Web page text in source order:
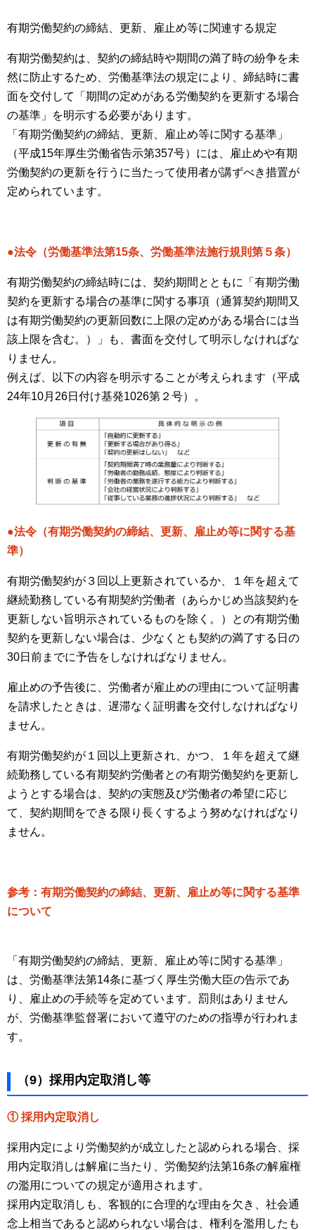
有期労働契約の締結、更新、雇止め等に関連する規定
有期労働契約は、契約の締結時や期間の満了時の紛争を未
然に防止するため、労働基準法の規定により、締結時に書
面を交付して「期間の定めがある労働契約を更新する場合
の基準」を明示する必要があります。
「有期労働契約の締結、更新、雇止め等に関する基準」
（平成15年厚生労働省告示第357号）には、雇止めや有期
労働契約の更新を行うに当たって使用者が講ずべき措置が
定められています。
●法令（労働基準法第15条、労働基準法施行規則第５条）
有期労働契約の締結時には、契約期間とともに「有期労働
契約を更新する場合の基準に関する事項（通算契約期間又
は有期労働契約の更新回数に上限の定めがある場合には当
該上限を含む。）」も、書面を交付して明示しなければな
りません。
例えば、以下の内容を明示することが考えられます（平成
24年10月26日付け基発1026第２号）。
●法令（有期労働契約の締結、更新、雇止め等に関する基
準）
有期労働契約が３回以上更新されているか、１年を超えて
継続勤務している有期契約労働者（あらかじめ当該契約を
更新しない旨明示されているものを除く。）との有期労働
契約を更新しない場合は、少なくとも契約の満了する日の
30日前までに予告をしなければなりません。
雇止めの予告後に、労働者が雇止めの理由について証明書
を請求したときは、遅滞なく証明書を交付しなければなり
ません。
有期労働契約が１回以上更新され、かつ、１年を超えて継
続勤務している有期契約労働者との有期労働契約を更新し
ようとする場合は、契約の実態及び労働者の希望に応じ
て、契約期間をできる限り長くするよう努めなければなり
ません。
参考：有期労働契約の締結、更新、雇止め等に関する基準
について
「有期労働契約の締結、更新、雇止め等に関する基準」
は、労働基準法第14条に基づく厚生労働大臣の告示であ
り、雇止めの手続等を定めています。罰則はありません
が、労働基準監督署において遵守のための指導が行われま
す。
（9）採用内定取消し等
① 採用内定取消し
採用内定により労働契約が成立したと認められる場合、採
用内定取消しは解雇に当たり、労働契約法第16条の解雇権
の濫用についての規定が適用されます。
採用内定取消しも、客観的に合理的な理由を欠き、社会通
念上相当であると認められない場合は、権利を濫用したも